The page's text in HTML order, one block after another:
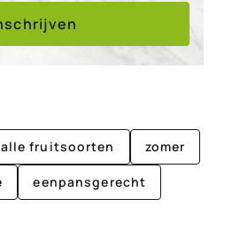
alle fruitsoorten zomer
eenpansgerecht